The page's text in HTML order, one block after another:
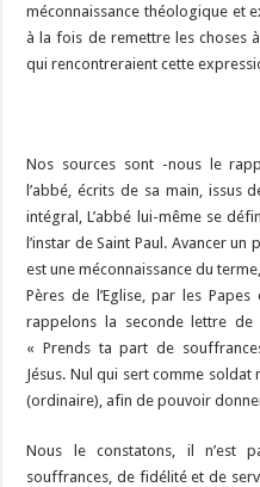
méconnaissance théologique et
à la fois de remettre les choses
qui rencontreraient cette
Nos sources sont -nous le
l’abbé, écrits de sa main, issus
intégral, L’abbé lui-même se
l’instar de Saint Paul. Avancer
est une méconnaissance du
Pères de l’Eglise, par les
rappelons la seconde lettre
« Prends ta part de
Jésus. Nul qui sert comme soldat
(ordinaire), afin de pouvoir
Nous le constatons, il n’est
souffrances, de fidélité et de